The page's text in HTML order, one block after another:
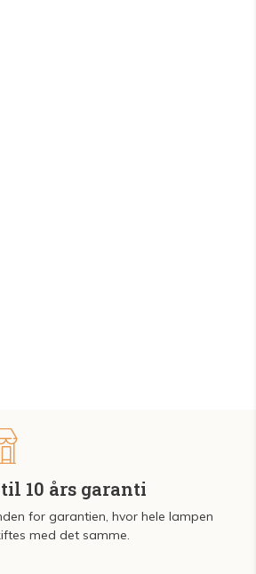
til 10 års garanti
for garantien, hvor hele lampen
med det samme.